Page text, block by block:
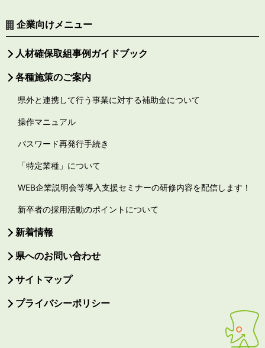
企業向けメニュー
人材確保取組事例ガイドブック
各種施策のご案内
県外と連携して行う事業に対する補助金について
操作マニュアル
パスワード再発行手続き
「特定業種」について
WEB企業説明会等導入支援セミナーの研修内容を配信します！
新卒者の採用活動のポイントについて
新着情報
県へのお問い合わせ
サイトマップ
プライバシーポリシー